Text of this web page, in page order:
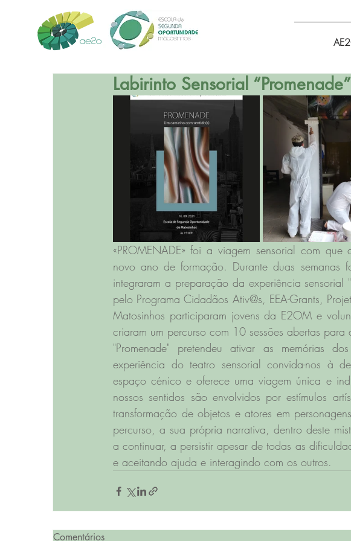
Labirinto Sensorial “Promenade”
«PROMENADE» foi a viagem sensorial com
novo ano de formação. Durante duas semanas
integraram a preparação da experiência sensorial
pelo Programa Cidadãos Ativ@s, EEA-Grants,
Matosinhos participaram jovens da E2OM e
criaram um percurso com 10 sessões abertas
"Promenade" pretendeu ativar as memórias
experiência do teatro sensorial convida-nos à
espaço cénico e oferece uma viagem única e
nossos sentidos são envolvidos por estímulos
transformação de objetos e atores em
percurso, a sua própria narrativa, dentro deste
a continuar, a persistir apesar de todas as
e aceitando ajuda e interagindo com os outros.
Comentários